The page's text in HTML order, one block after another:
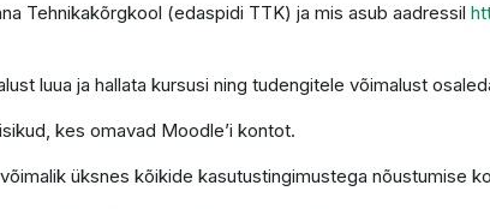
Tehnikakõrgkool (edaspidi TTK) ja mis asub aadressil
luua ja hallata kursusi ning tudengitele võimalust
kes omavad Moodle’i kontot.
üksnes kõikide kasutustingimustega nõustumise